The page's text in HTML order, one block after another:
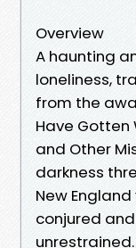
Overview
A haunting
loneliness,
from the
Have Gotten
and Other
darkness
New
conjured